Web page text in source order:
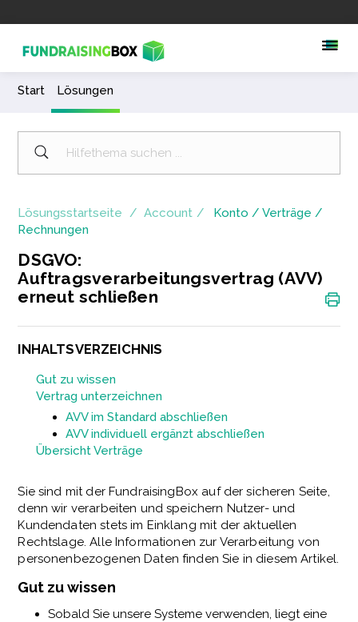
Start Lösungen
Lösungsstartseite Account
Konto / Verträge /
Rechnungen
DSGVO:
Auftragsverarbeitungsvertrag (AVV)
erneut schließen
INHALTSVERZEICHNIS
Gut zu wissen
Vertrag unterzeichnen
AVV im Standard abschließen
AVV individuell ergänzt abschließen
Übersicht Verträge
Sie sind mit der FundraisingBox auf der sicheren Seite,
denn wir verarbeiten und speichern Nutzer- und
Kundendaten stets im Einklang mit der aktuellen
Rechtslage. Alle Informationen zur Verarbeitung von
personenbezogenen Daten finden Sie in diesem Artikel.
Gut zu wissen
Sobald Sie unsere Systeme verwenden, liegt eine